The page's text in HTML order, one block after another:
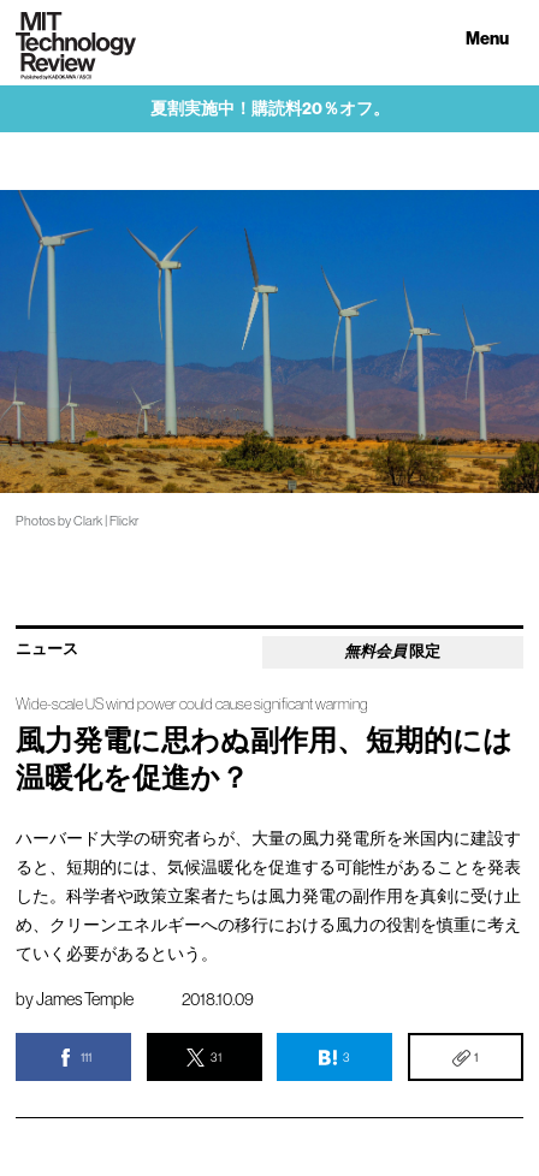
Menu
夏割実施中！購読料20％オフ。
Photos by Clark | Flickr
ニュース 無料会員 限定
Wide-scale US wind power could cause significant warming
風力発電に思わぬ副作用、短期的には
温暖化を促進か？
ハーバード大学の研究者らが、大量の風力発電所を米国内に建設す
ると、短期的には、気候温暖化を促進する可能性があることを発表
した。科学者や政策立案者たちは風力発電の副作用を真剣に受け止
め、クリーンエネルギーへの移行における風力の役割を慎重に考え
ていく必要があるという。
byJames Temple 2018.10.09
111 31 3 1